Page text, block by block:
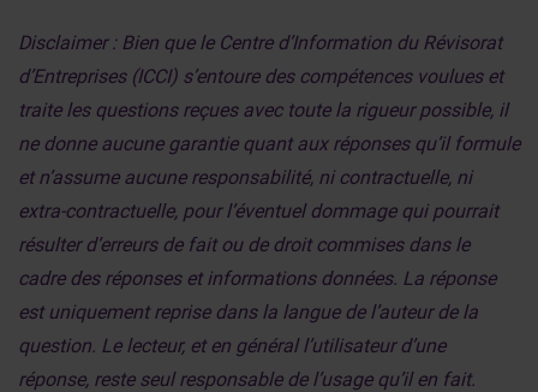
Disclaimer : Bien que le Centre d’Information du Révisorat
d’Entreprises (ICCI) s’entoure des compétences voulues et
traite les questions reçues avec toute la rigueur possible, il
ne donne aucune garantie quant aux réponses qu’il formule
et n’assume aucune responsabilité, ni contractuelle, ni
extra-contractuelle, pour l’éventuel dommage qui pourrait
résulter d’erreurs de fait ou de droit commises dans le
cadre des réponses et informations données. La réponse
est uniquement reprise dans la langue de l’auteur de la
question. Le lecteur, et en général l’utilisateur d’une
réponse, reste seul responsable de l’usage qu’il en fait.